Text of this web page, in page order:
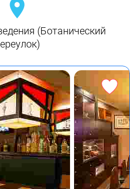
(Ботанический